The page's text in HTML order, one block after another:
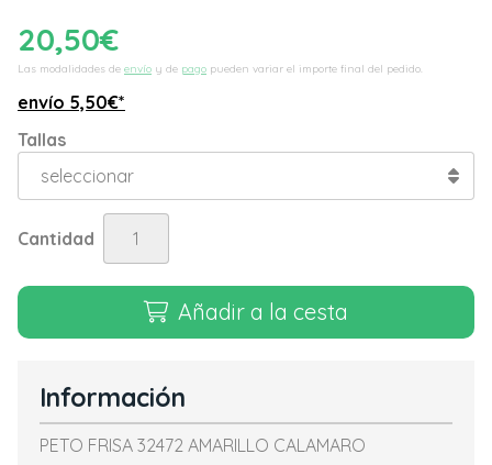
20,50€
Las modalidades de envío y de pago pueden variar el importe final del pedido.
envío 5,50€*
Tallas
Cantidad
Añadir a la cesta
Información
PETO FRISA 32472 AMARILLO CALAMARO